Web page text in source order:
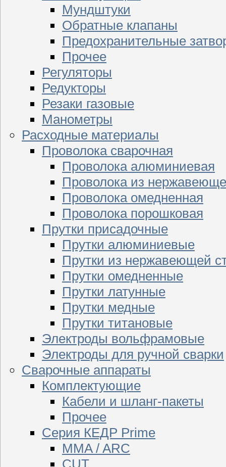
Мундштуки
Обратные клапаны
Предохранительные
Прочее
Регуляторы
Редукторы
Резаки газовые
Манометры
Расходные материалы
Проволока сварочная
Проволока алюминиевая
Проволока из
Проволока омедненная
Проволока порошковая
Прутки присадочные
Прутки алюминиевые
Прутки из нержавеющей
Прутки омедненные
Прутки латунные
Прутки медные
Прутки титановые
Электроды вольфрамовые
Электроды для ручной сварки
Сварочные аппараты
Комплектующие
Кабели и шланг-пакеты
Прочее
Серия КЕДР Prime
MMA / ARC
CUT